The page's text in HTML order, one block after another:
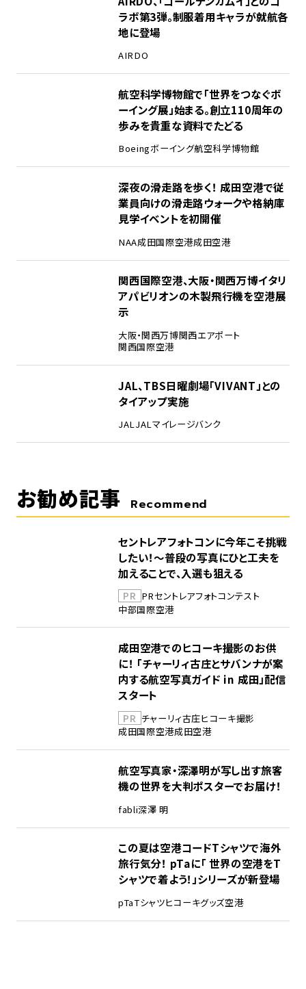
ラボ第3弾。制服着用キャラが就航各
地に登場
AIRDO
航空科学博物館で「世界をつなぐボ
ーイング展」始まる。創立110周年の
歩みを貴重な資料でたどる
Boeingボーイング航空科学博物館
深夜の滑走路を歩く！ 成田空港で従
業員向けの滑走路ウォークや格納庫
見学イベントを初開催
NAA成田国際空港成田空港
関西国際空港、大阪・関西万博イタリ
アパビリオンの木製飛行機を空港展
示
大阪・関西万博関西エアポート
関西国際空港
JAL、TBS日曜劇場「VIVANT」との
タイアップ実施
JALJALマイレージバンク
お勧め記事 Recommend
セントレアフォトコンに今年こそ挑戦
したい！～普段の写真にひと工夫を
加えることで、入選も狙える
PR PRセントレアフォトコンテスト
中部国際空港
成田空港でのヒコーキ撮影のお供
に！ 「チャーリィ古庄とサバンナが案
内する航空写真ガイド in 成田」配信
スタート
PR チャーリィ古庄ヒコーキ撮影
成田国際空港成田空港
航空写真家・深澤明が写し出す旅客
機の世界を大判ポスターでお届け！
fabli深澤 明
この夏は空港コードTシャツで海外
旅行気分！ pTaに「 世界の空港をT
シャツで着よう！」シリーズが新登場
pTaTシャツヒコーキグッズ空港